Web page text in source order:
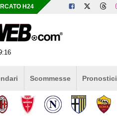
H24
Scommesse Pronostici